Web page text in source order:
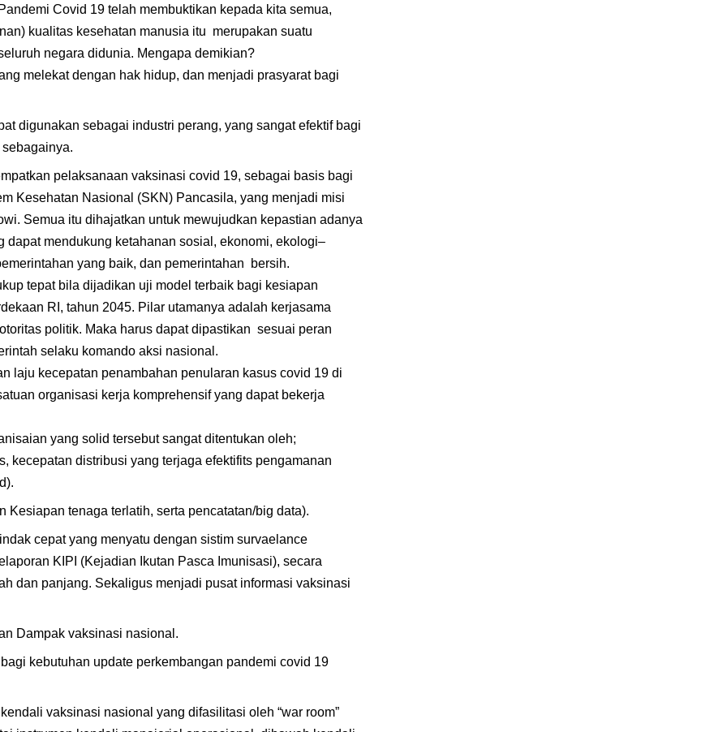
Covid 19 telah membuktikan kepada kita semua,
kualitas kesehatan manusia itu merupakan suatu
negara didunia. Mengapa demikian?
melekat dengan hak hidup, dan menjadi prasyarat bagi
digunakan sebagai industri perang, yang sangat efektif bagi
pelaksanaan vaksinasi covid 19, sebagai basis bagi
Kesehatan Nasional (SKN) Pancasila, yang menjadi misi
Semua itu dihajatkan untuk mewujudkan kepastian adanya
mendukung ketahanan sosial, ekonomi, ekologi–
yang baik, dan pemerintahan bersih.
tepat bila dijadikan uji model terbaik bagi kesiapan
RI, tahun 2045. Pilar utamanya adalah kerjasama
politik. Maka harus dapat dipastikan sesuai peran
selaku komando aksi nasional.
laju kecepatan penambahan penularan kasus covid 19 di
organisasi kerja komprehensif yang dapat bekerja
yang solid tersebut sangat ditentukan oleh;
kecepatan distribusi yang terjaga efektifits pengamanan
tenaga terlatih, serta pencatatan/big data).
cepat yang menyatu dengan sistim survaelance
KIPI (Kejadian Ikutan Pasca Imunisasi), secara
dan panjang. Sekaligus menjadi pusat informasi vaksinasi
Dampak vaksinasi nasional.
kebutuhan update perkembangan pandemi covid 19
vaksinasi nasional yang difasilitasi oleh “war room”